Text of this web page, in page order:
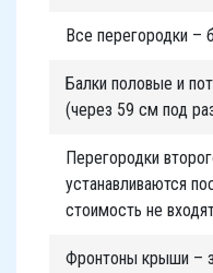
Все перегородки –
Балки половые и
(через 59 см под
Перегородки
устанавливаются
стоимость не
Фронтоны крыши –